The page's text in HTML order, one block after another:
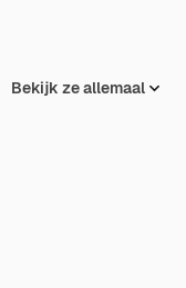
Bekijk ze allemaal